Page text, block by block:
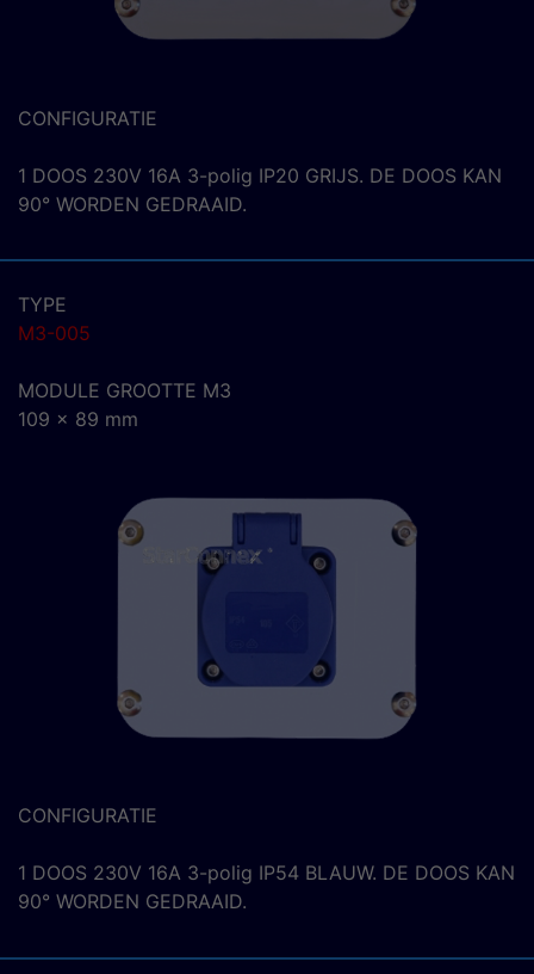
CONFIGURATIE
1 DOOS 230V 16A 3-polig IP20 GRIJS. DE DOOS KAN
90° WORDEN GEDRAAID.
TYPE
M3-005
MODULE GROOTTE M3
109 x 89 mm
CONFIGURATIE
1 DOOS 230V 16A 3-polig IP54 BLAUW. DE DOOS KAN
90° WORDEN GEDRAAID.